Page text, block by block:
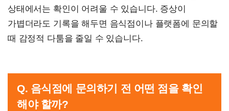
상태에서는 확인이 어려울 수 있습니다. 증상이
가볍더라도 기록을 해두면 음식점이나 플랫폼에 문의할
때 감정적 다툼을 줄일 수 있습니다.
Q. 음식점에 문의하기 전 어떤 점을 확인
해야 할까?